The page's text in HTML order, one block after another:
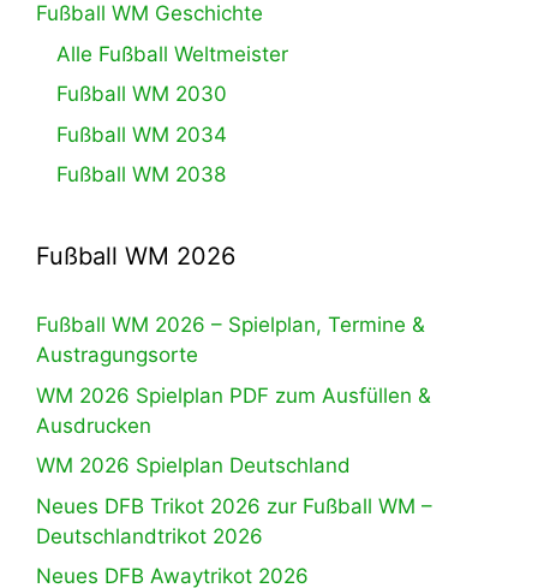
Fußball WM Geschichte
Alle Fußball Weltmeister
Fußball WM 2030
Fußball WM 2034
Fußball WM 2038
Fußball WM 2026
Fußball WM 2026 – Spielplan, Termine &
Austragungsorte
WM 2026 Spielplan PDF zum Ausfüllen &
Ausdrucken
WM 2026 Spielplan Deutschland
Neues DFB Trikot 2026 zur Fußball WM –
Deutschlandtrikot 2026
Neues DFB Awaytrikot 2026